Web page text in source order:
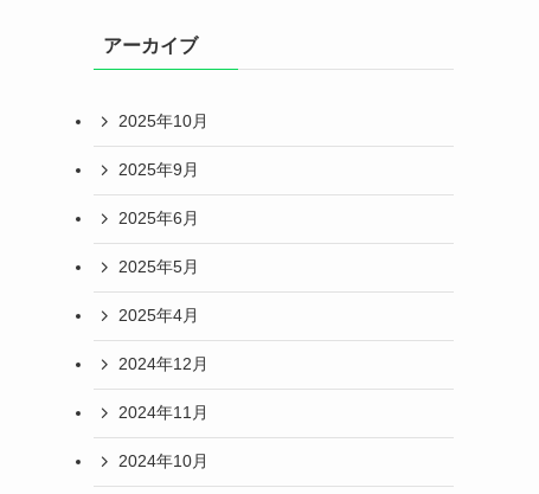
アーカイブ
2025年10月
2025年9月
2025年6月
2025年5月
2025年4月
2024年12月
2024年11月
2024年10月